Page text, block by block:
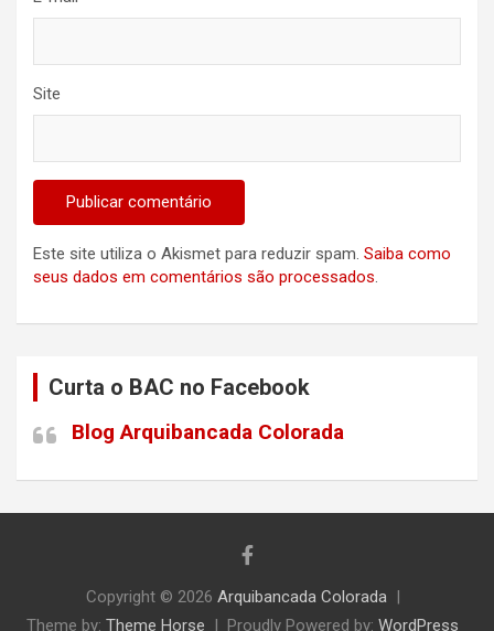
Site
Este site utiliza o Akismet para reduzir spam. Saiba como
seus dados em comentários são processados.
Curta o BAC no Facebook
Blog Arquibancada Colorada
Copyright © 2026 Arquibancada Colorada
Theme by: Theme Horse Proudly Powered by: WordPress